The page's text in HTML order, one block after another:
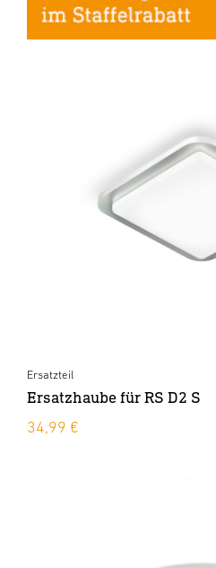
Ersatzteil
Ersatzhaube für RS D2 S
34,99 €